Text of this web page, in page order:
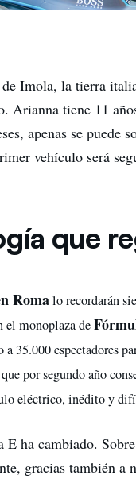
Imola, la tierra
Arianna tiene 11
apenas se puede
vehículo será
que
Romalo recordarán
el monoplaza de
35.000 espectadores
por segundo año
eléctrico, inédito y
E ha cambiado.
gracias también